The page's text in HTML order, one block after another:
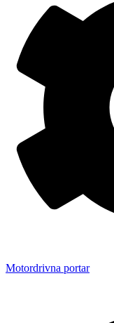
Motordrivna portar